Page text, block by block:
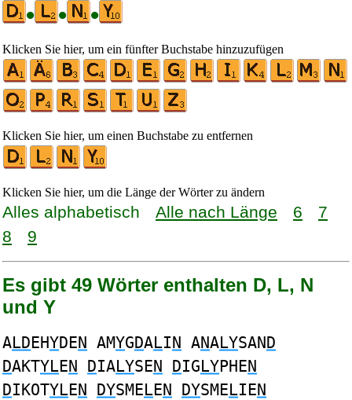
•
• •
Klicken Sie hier, um ein fünfter Buchstabe hinzuzufügen
Klicken Sie hier, um einen Buchstabe zu entfernen
Klicken Sie hier, um die Länge der Wörter zu ändern
Alles alphabetisch Alle nach Länge 6
7
8
9
Es gibt 49 Wörter enthalten D, L, N
und Y
ALDEHYDEN AMYGDALIN ANALYSAND
DAKTYLEN DIALYSEN DIGLYPHEN
DIKOTYLEN DYSMELEN DYSMELIEN